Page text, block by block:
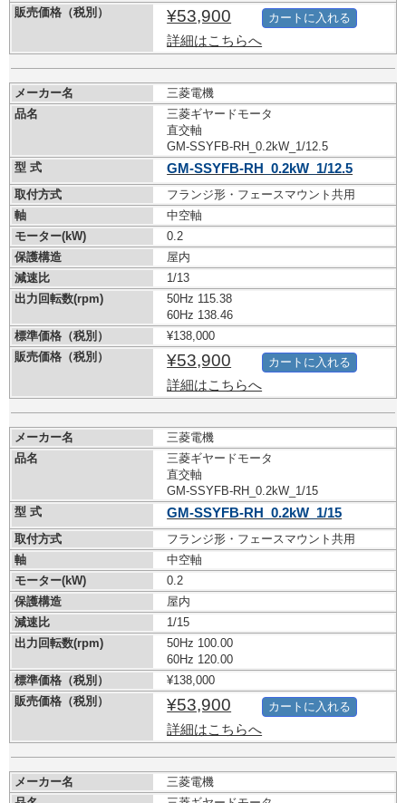
販売価格（税別）
¥53,900
詳細はこちらへ
カートに入れる
メーカー名
三菱電機
品名
三菱ギヤードモータ
直交軸
GM-SSYFB-RH_0.2kW_1/12.5
型 式
GM-SSYFB-RH_0.2kW_1/12.5
取付方式
フランジ形・フェースマウント共用
軸
中空軸
モーター(kW)
0.2
保護構造
屋内
減速比
1/13
出力回転数(rpm)
50Hz 115.38
60Hz 138.46
標準価格（税別）
¥138,000
販売価格（税別）
¥53,900
詳細はこちらへ
カートに入れる
メーカー名
三菱電機
品名
三菱ギヤードモータ
直交軸
GM-SSYFB-RH_0.2kW_1/15
型 式
GM-SSYFB-RH_0.2kW_1/15
取付方式
フランジ形・フェースマウント共用
軸
中空軸
モーター(kW)
0.2
保護構造
屋内
減速比
1/15
出力回転数(rpm)
50Hz 100.00
60Hz 120.00
標準価格（税別）
¥138,000
販売価格（税別）
¥53,900
詳細はこちらへ
カートに入れる
メーカー名
三菱電機